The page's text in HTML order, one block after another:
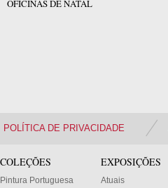
OFICINAS DE NATAL
POLÍTICA DE PRIVACIDADE
COLEÇÕES
Pintura Portuguesa
EXPOSIÇÕES
Atuais